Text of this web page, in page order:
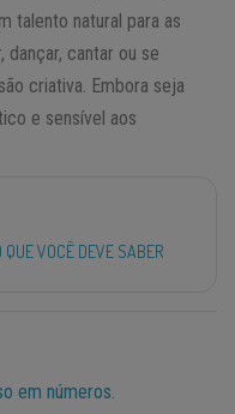
talento natural para as
dançar, cantar ou se
criativa. Embora seja
e sensível aos
VOCÊ DEVE SABER
em números.